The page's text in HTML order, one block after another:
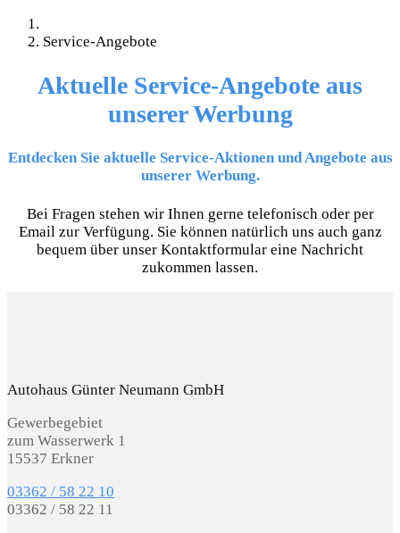
Service-Angebote
Aktuelle Service-Angebote aus
unserer Werbung
Entdecken Sie aktuelle Service-Aktionen und Angebote aus
unserer Werbung.
Bei Fragen stehen wir Ihnen gerne telefonisch oder per
Email zur Verfügung. Sie können natürlich uns auch ganz
bequem über unser Kontaktformular eine Nachricht
zukommen lassen.
Autohaus Günter Neumann GmbH
Gewerbegebiet
zum Wasserwerk 1
15537 Erkner
03362 / 58 22 10
03362 / 58 22 11